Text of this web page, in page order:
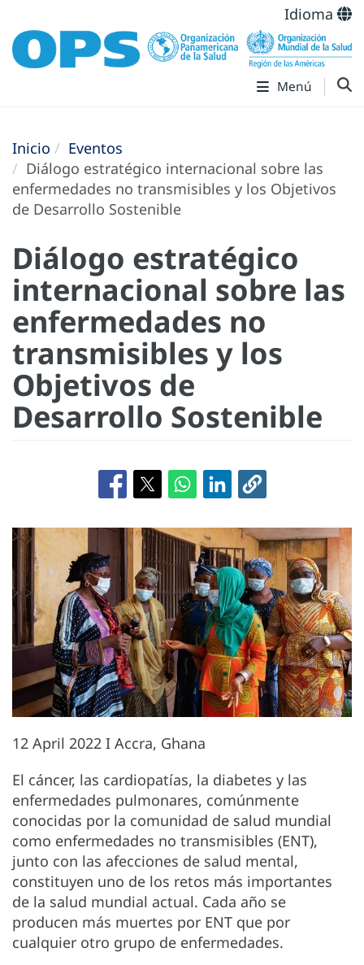
Idioma
Menú
Inicio
Eventos
Diálogo estratégico internacional sobre las
enfermedades no transmisibles y los Objetivos
de Desarrollo Sostenible
Diálogo estratégico
internacional sobre las
enfermedades no
transmisibles y los
Objetivos de
Desarrollo Sostenible
12 April 2022 I Accra, Ghana
El cáncer, las cardiopatías, la diabetes y las
enfermedades pulmonares, comúnmente
conocidas por la comunidad de salud mundial
como enfermedades no transmisibles (ENT),
junto con las afecciones de salud mental,
constituyen uno de los retos más importantes
de la salud mundial actual. Cada año se
producen más muertes por ENT que por
cualquier otro grupo de enfermedades.